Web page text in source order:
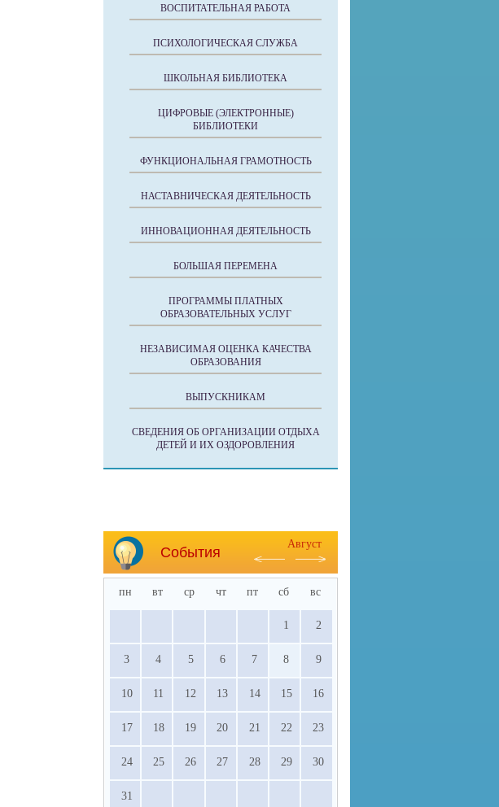
ВОСПИТАТЕЛЬНАЯ РАБОТА
ПСИХОЛОГИЧЕСКАЯ СЛУЖБА
ШКОЛЬНАЯ БИБЛИОТЕКА
ЦИФРОВЫЕ (ЭЛЕКТРОННЫЕ)
БИБЛИОТЕКИ
ФУНКЦИОНАЛЬНАЯ ГРАМОТНОСТЬ
НАСТАВНИЧЕСКАЯ ДЕЯТЕЛЬНОСТЬ
ИННОВАЦИОННАЯ ДЕЯТЕЛЬНОСТЬ
БОЛЬШАЯ ПЕРЕМЕНА
ПРОГРАММЫ ПЛАТНЫХ
ОБРАЗОВАТЕЛЬНЫХ УСЛУГ
НЕЗАВИСИМАЯ ОЦЕНКА КАЧЕСТВА
ОБРАЗОВАНИЯ
ВЫПУСКНИКАМ
СВЕДЕНИЯ ОБ ОРГАНИЗАЦИИ ОТДЫХА
ДЕТЕЙ И ИХ ОЗДОРОВЛЕНИЯ
События
Август
пн вт ср чт пт сб вс
1 2
3 4 5 6 7 8 9
10 11 12 13 14 15 16
17 18 19 20 21 22 23
24 25 26 27 28 29 30
31